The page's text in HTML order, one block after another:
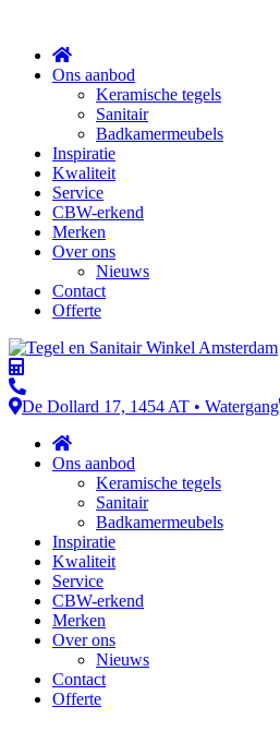
Ons aanbod
Keramische tegels
Sanitair
Badkamermeubels
Inspiratie
Kwaliteit
Service
CBW-erkend
Merken
Over ons
Nieuws
Contact
Offerte
De Dollard 17, 1454 AT • Watergang
Ons aanbod
Keramische tegels
Sanitair
Badkamermeubels
Inspiratie
Kwaliteit
Service
CBW-erkend
Merken
Over ons
Nieuws
Contact
Offerte